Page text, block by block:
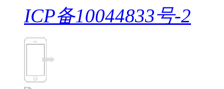
ICP备10044833号-2